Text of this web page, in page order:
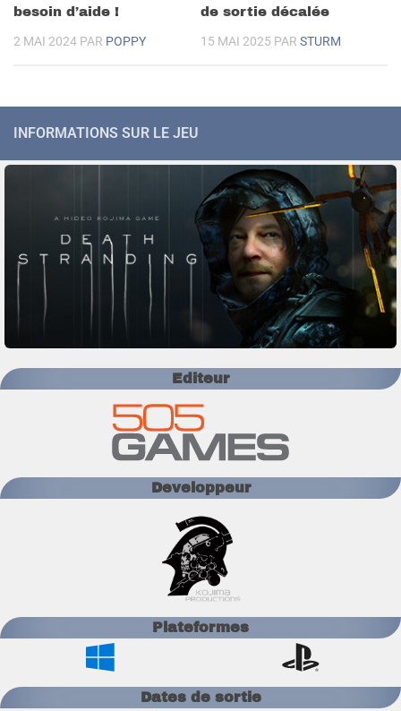
besoin d’aide !
2 MAI 2024 PAR POPPY
de sortie décalée
15 MAI 2025 PAR STURM
INFORMATIONS SUR LE JEU
Editeur
Developpeur
Plateformes
Dates de sortie